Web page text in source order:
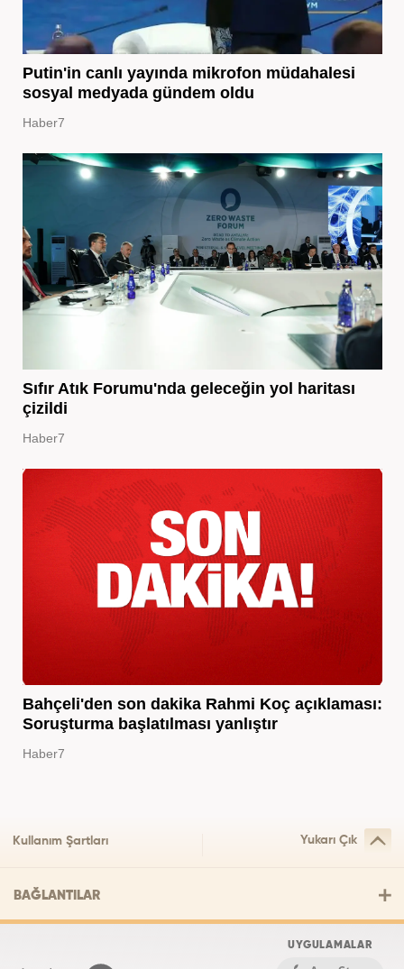
Putin'in canlı yayında mikrofon müdahalesi
sosyal medyada gündem oldu
Haber7
Sıfır Atık Forumu'nda geleceğin yol haritası
çizildi
Haber7
Bahçeli'den son dakika Rahmi Koç açıklaması:
Soruşturma başlatılması yanlıştır
Haber7
Kullanım Şartları Yukarı Çık
BAĞLANTILAR
UYGULAMALAR